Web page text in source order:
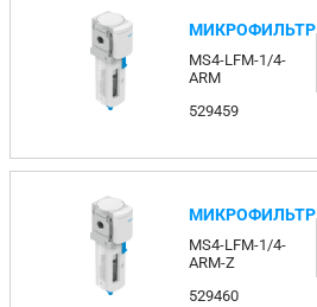
МИКРОФИЛЬТР
MS4-LFM-1/4-
ARM
529459
МИКРОФИЛЬТР
MS4-LFM-1/4-
ARM-Z
529460